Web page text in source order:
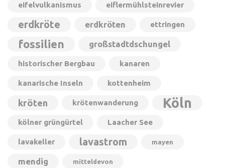
eifelvulkanismus eiflermühlsteinrevier
erdkröte erdkröten ettringen
fossilien großstadtdschungel
historischer Bergbau kanaren
kanarische Inseln kottenheim
kröten krötenwanderung Köln
kölner grüngürtel Laacher See
lavakeller lavastrom mayen
mendig mitteldevon